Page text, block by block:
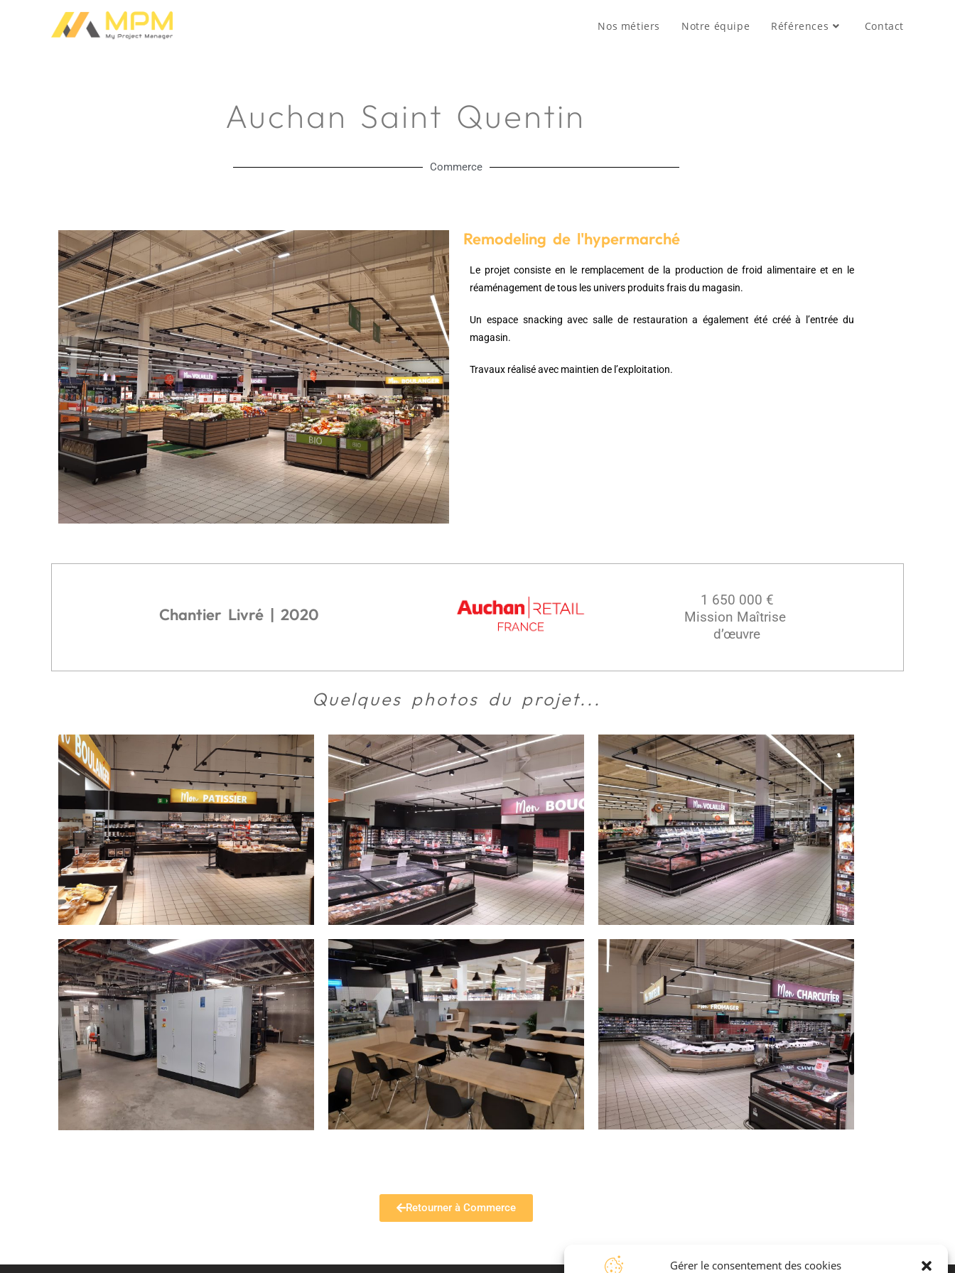
Gérer le consentement des cookies
Nos métiers Notre équipe Références Contact
Auchan Saint Quentin
Commerce
Remodeling de l'hypermarché
Le projet consiste en le remplacement de la production de froid alimentaire et en le
réaménagement de tous les univers produits frais du magasin.
Un espace snacking avec salle de restauration a également été créé à l’entrée du
magasin.
Travaux réalisé avec maintien de l’exploitation.
Chantier Livré | 2020
1 650 000 €
Mission Maîtrise
d’œuvre
Quelques photos du projet...
Retourner à Commerce